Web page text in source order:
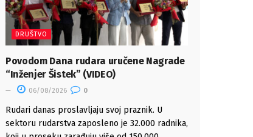
DRUŠTVO
Povodom Dana rudara uručene Nagrade
“Inženjer Šistek” (VIDEO)
06/08/2026 0
Rudari danas proslavljaju svoj praznik. U
sektoru rudarstva zaposleno je 32.000 radnika,